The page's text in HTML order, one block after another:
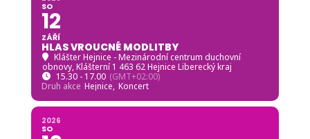
SO
12
ZÁŘÍ
HLAS VROUCNÉ MODLITBY
Klášter Hejnice - Mezinárodní centrum duchovní
obnovy, Klášterní 1 463 62 Hejnice Liberecký kraj
15.30 - 17.00 (GMT+02:00)
Druh akce Hejnice, Koncert
2026
SO